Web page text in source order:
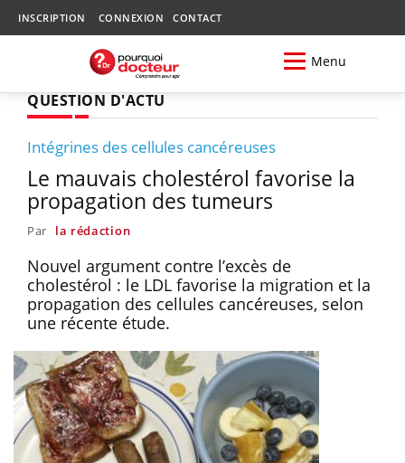
INSCRIPTION CONNEXION CONTACT
Menu
QUESTION D'ACTU
Intégrines des cellules cancéreuses
Le mauvais cholestérol favorise la
propagation des tumeurs
Par la rédaction
Nouvel argument contre l’excès de
cholestérol : le LDL favorise la migration et la
propagation des cellules cancéreuses, selon
une récente étude.